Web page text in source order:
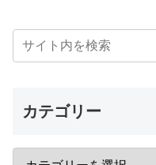
カテゴリー